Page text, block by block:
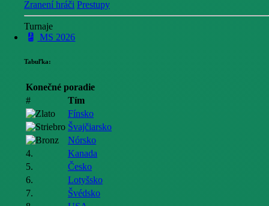
Zranení hráči Prestupy
Turnaje
MS 2026
Tabuľka:
Konečné poradie
#
Tím
Fínsko
Švajčiarsko
Nórsko
4.
Kanada
5.
Česko
6.
Lotyšsko
7.
Švédsko